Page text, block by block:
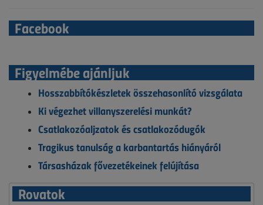
Facebook
Figyelmébe ajánljuk
Hosszabbítókészletek összehasonlító vizsgálata
Ki végezhet villanyszerelési munkát?
Csatlakozóaljzatok és csatlakozódugók
Tragikus tanulság a karbantartás hiányáról
Társasházak fővezetékeinek felújítása
Rovatok